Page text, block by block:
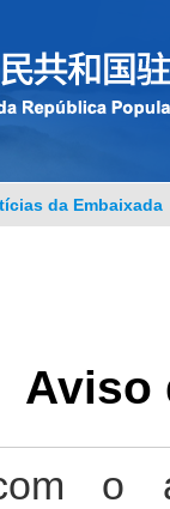
da Embaixada
Aviso
o